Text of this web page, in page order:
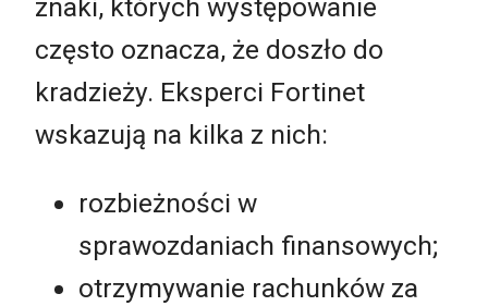
znaki, których występowanie
często oznacza, że doszło do
kradzieży. Eksperci Fortinet
wskazują na kilka z nich:
rozbieżności w
sprawozdaniach finansowych;
otrzymywanie rachunków za